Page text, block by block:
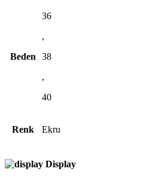
Beden
36
,
38
,
40
Renk Ekru
Display